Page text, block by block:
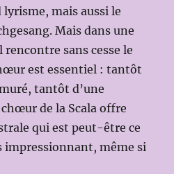
mais aussi le
Mais dans une
sans cesse le
est essentiel : tantôt
tantôt d’une
de la Scala offre
qui est peut-être ce
impressionnant, même si